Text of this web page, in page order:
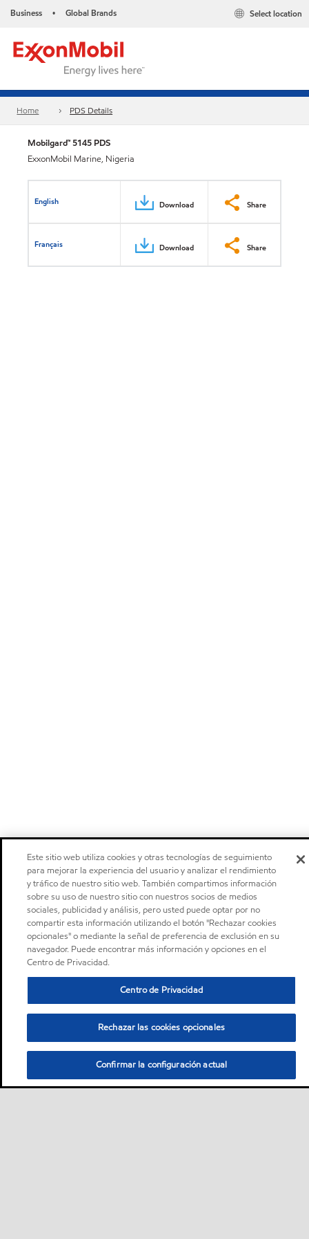
Business • Global Brands Select location
Home PDS Details
Mobilgard™ 5145 PDS
ExxonMobil Marine, Nigeria
English Download Share
Français Download Share
Este sitio web utiliza cookies y otras tecnologías de seguimiento
para mejorar la experiencia del usuario y analizar el rendimiento
y tráfico de nuestro sitio web. También compartimos información
sobre su uso de nuestro sitio con nuestros socios de medios
sociales, publicidad y análisis, pero usted puede optar por no
compartir esta información utilizando el botón "Rechazar cookies
opcionales" o mediante la señal de preferencia de exclusión en su
navegador. Puede encontrar más información y opciones en el
Centro de Privacidad.
Centro de Privacidad
Rechazar las cookies opcionales
Confirmar la configuración actual